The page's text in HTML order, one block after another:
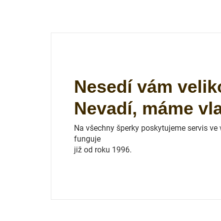
Nesedí vám
Nevadí, máme
Na všechny šperky poskytujeme servis
funguje
již od roku 1996.